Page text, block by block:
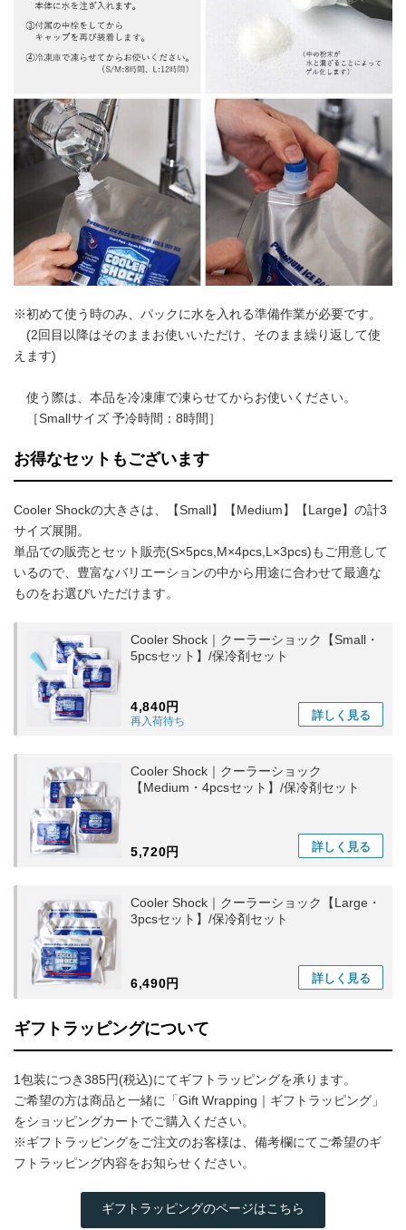
※初めて使う時のみ、パックに水を入れる準備作業が必要です。
(2回目以降はそのままお使いいただけ、そのまま繰り返して使
えます)
使う際は、本品を冷凍庫で凍らせてからお使いください。
［Smallサイズ 予冷時間：8時間］
お得なセットもございます
Cooler Shockの大きさは、【Small】【Medium】【Large】の計3
サイズ展開。
単品での販売とセット販売(S×5pcs,M×4pcs,L×3pcs)もご用意して
いるので、豊富なバリエーションの中から用途に合わせて最適な
ものをお選びいただけます。
Cooler Shock｜クーラーショック【Small・
5pcsセット】/保冷剤セット
4,840円
再入荷待ち 詳しく 見る
Cooler Shock｜クーラーショック
【Medium・4pcsセット】/保冷剤セット
5,720円 詳しく 見る
Cooler Shock｜クーラーショック【Large・
3pcsセット】/保冷剤セット
6,490円 詳しく 見る
ギフトラッピングについて
1包装につき385円(税込)にてギフトラッピングを承ります。
ご希望の方は商品と一緒に「Gift Wrapping｜ギフトラッピング」
をショッピングカートでご購入ください。
※ギフトラッピングをご注文のお客様は、備考欄にてご希望のギ
フトラッピング内容をお知らせください。
ギフトラッピングのページはこちら